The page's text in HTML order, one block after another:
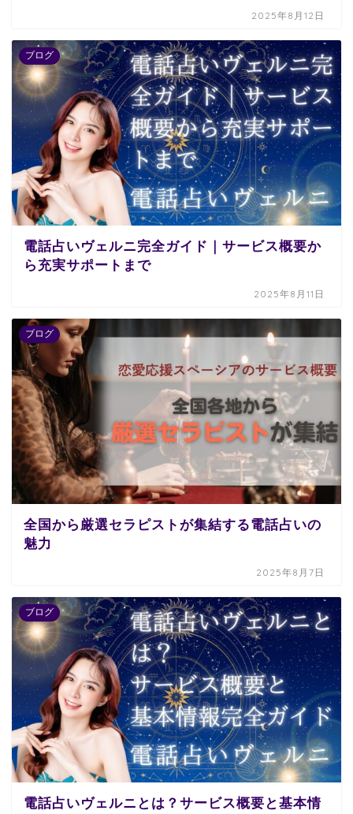
2025年8月12日
ブログ
電話占いヴェルニ完全ガイド｜サービス概要か
ら充実サポートまで
2025年8月11日
ブログ
全国から厳選セラピストが集結する電話占いの
魅力
2025年8月7日
ブログ
電話占いヴェルニとは？サービス概要と基本情